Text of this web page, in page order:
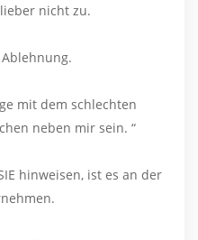
nicht zu.
mit dem schlechten
neben mir sein. “
hinweisen, ist es an der